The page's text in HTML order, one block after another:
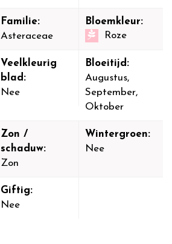
Familie:
Asteraceae
Bloemkleur:
Roze
Veelkleurig
blad:
Nee
Bloeitijd:
Augustus,
September,
Oktober
Zon /
schaduw:
Zon
Wintergroen:
Nee
Giftig:
Nee